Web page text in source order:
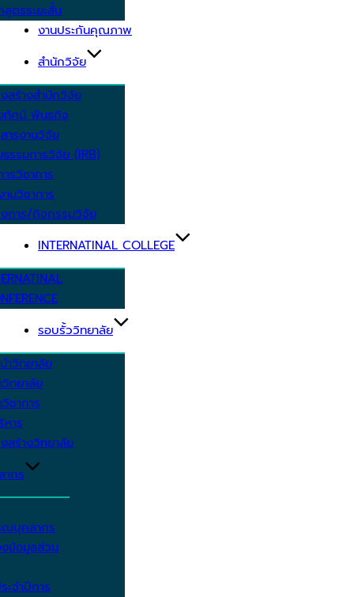
ตรระยะสั้น
งานประกันคุณภาพ
สำนักวิจัย
สร้างสำนักวิจัย
ทัศน์ พันธกิจ
ารงานวิจัย
รรมการวิจัย (IRB)
รวิชาการ
นวิชาการ
งการ/กิจกรรมวิจัย
INTERNATINAL COLLEGE
รอบรั้ววิทยาลัย
ำวิทยาลัย
ทยาลัย
ชาการ
าร
สร้างวิทยาลัย
กร
ณบุคลากร
ข้อมูลส่วน
จำปีการ